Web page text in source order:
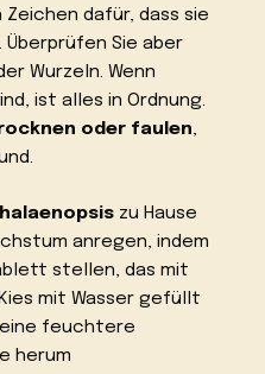
dafür, dass sie
Sie aber
Wurzeln. Wenn
ist alles in Ordnung.
oder faulen,
zu Hause
anregen, indem
stellen, das mit
mit Wasser gefüllt
eine feuchtere
herum